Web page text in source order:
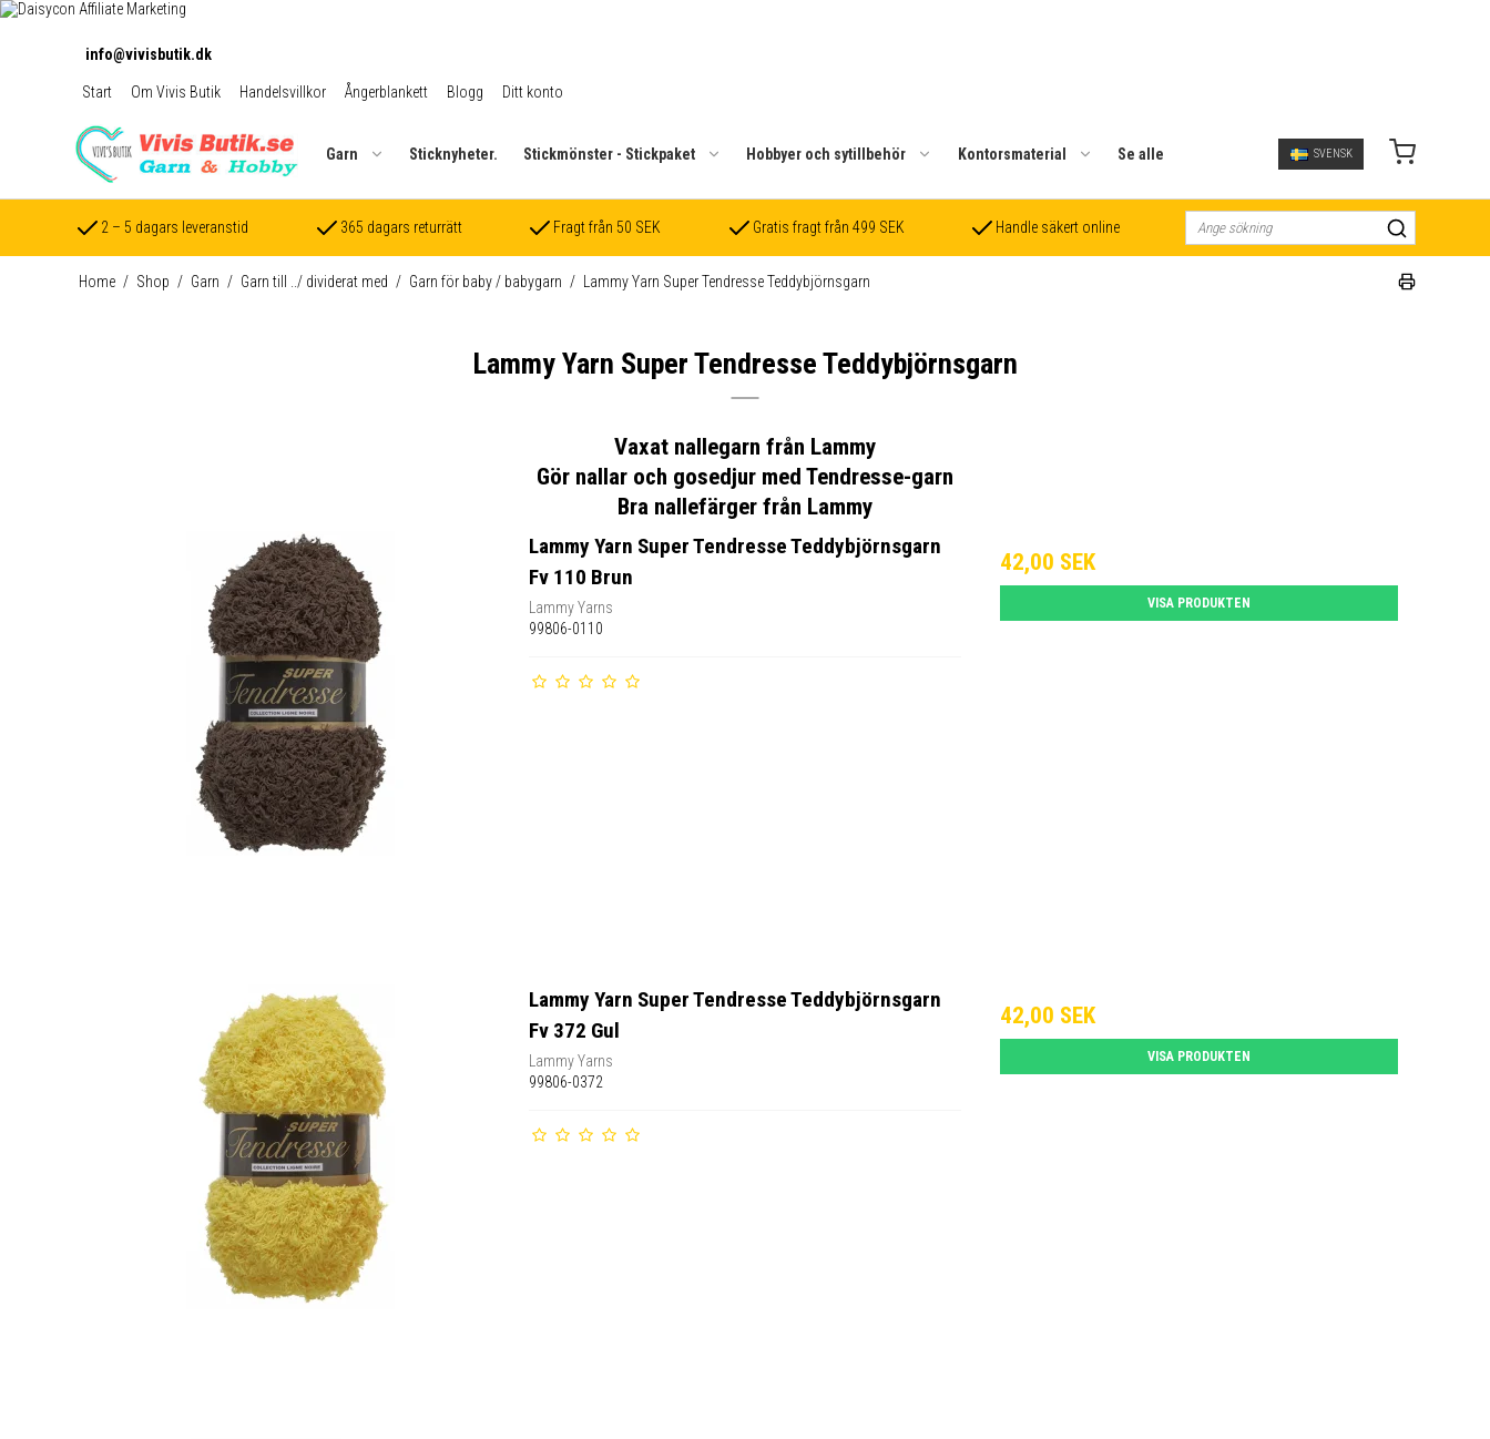
info@vivisbutik.dk
Start Om Vivis Butik Handelsvillkor Ångerblankett Blogg Ditt konto
Garn Sticknyheter. Stickmönster - Stickpaket Hobbyer och sytillbehör Kontorsmaterial Se alle SVENSK
2 – 5 dagars leveranstid 365 dagars returrätt Fragt från 50 SEK Gratis fragt från 499 SEK Handle säkert online
Home / Shop / Garn / Garn till ../ dividerat med / Garn för baby / babygarn / Lammy Yarn Super Tendresse Teddybjörnsgarn
Lammy Yarn Super Tendresse Teddybjörnsgarn
Vaxat nallegarn från Lammy
Gör nallar och gosedjur med Tendresse-garn
Bra nallefärger från Lammy
Lammy Yarn Super Tendresse Teddybjörnsgarn
Fv 110 Brun
Lammy Yarns
99806-0110
42,00 SEK
VISA PRODUKTEN
Lammy Yarn Super Tendresse Teddybjörnsgarn
Fv 372 Gul
Lammy Yarns
99806-0372
42,00 SEK
VISA PRODUKTEN